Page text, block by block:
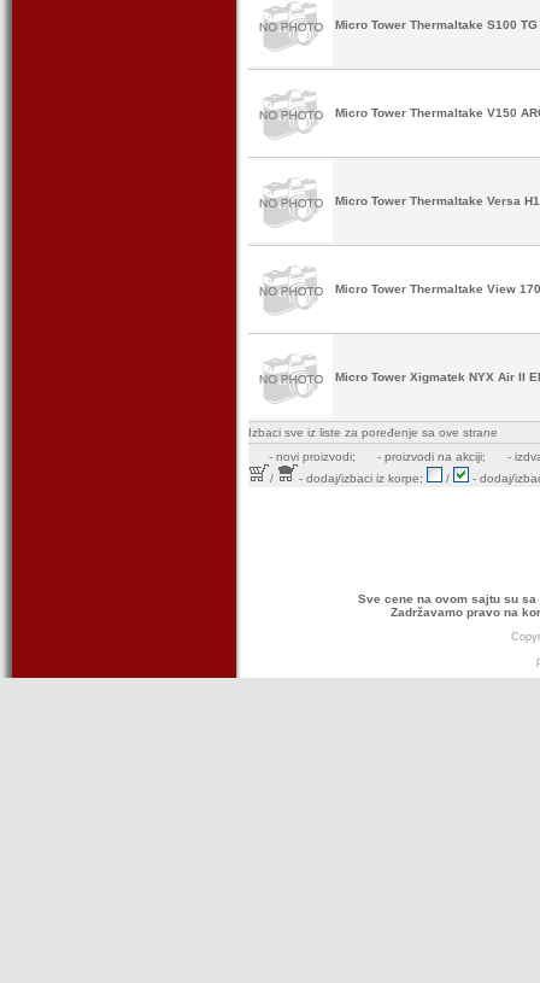
Micro Tower Thermaltake S100
Micro Tower Thermaltake V150
Micro Tower Thermaltake Versa
Micro Tower Thermaltake View
Micro Tower Xigmatek NYX Air II
Izbaci sve iz liste za poređenje sa ove strane
- novi proizvodi; - proizvodi na akciji;
-
/
- dodaj/izbaci iz korpe; / - dodaj/
Sve cene na ovom sajtu su
Zadržavamo pravo na